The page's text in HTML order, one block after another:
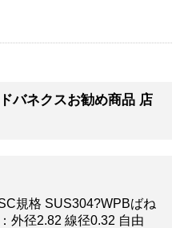
バネクスお勧め商品 店
規格 SUS304?WPBばね
外径2.82 線径0.32 自由